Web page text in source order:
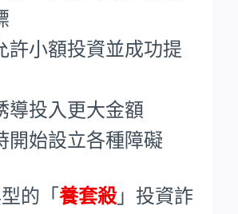
許小額投資並成功提
導投入更大金額
開始設立各種障礙
的「 養套殺」投資詐